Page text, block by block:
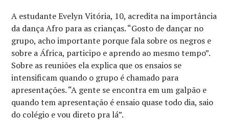
A estudante Evelyn Vitória, 10, acredita na importância
da dança Afro para as crianças. “Gosto de dançar no
grupo, acho importante porque fala sobre os negros e
sobre a África, participo e aprendo ao mesmo tempo”.
Sobre as reuniões ela explica que os ensaios se
intensificam quando o grupo é chamado para
apresentações. “A gente se encontra em um galpão e
quando tem apresentação é ensaio quase todo dia, saio
do colégio e vou direto pra lá”.